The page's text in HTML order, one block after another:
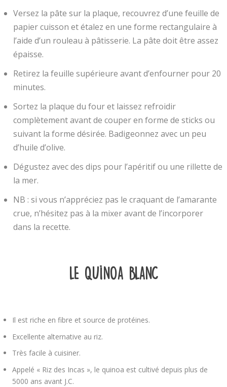
Versez la pâte sur la plaque, recouvrez d’une feuille de
papier cuisson et étalez en une forme rectangulaire à
l’aide d’un rouleau à pâtisserie. La pâte doit être assez
épaisse.
Retirez la feuille supérieure avant d’enfourner pour 20
minutes.
Sortez la plaque du four et laissez refroidir
complètement avant de couper en forme de sticks ou
suivant la forme désirée. Badigeonnez avec un peu
d’huile d’olive.
Dégustez avec des dips pour l’apéritif ou une rillette de
la mer.
NB : si vous n’appréciez pas le craquant de l’amarante
crue, n’hésitez pas à la mixer avant de l’incorporer
dans la recette.
le quinoa blanc
Il est riche en fibre et source de protéines.
Excellente alternative au riz.
Très facile à cuisiner.
Appelé « Riz des Incas », le quinoa est cultivé depuis plus de
5000 ans avant J.C.